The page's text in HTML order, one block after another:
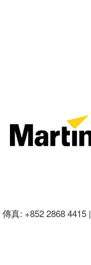
真: +852 2868 4415 |